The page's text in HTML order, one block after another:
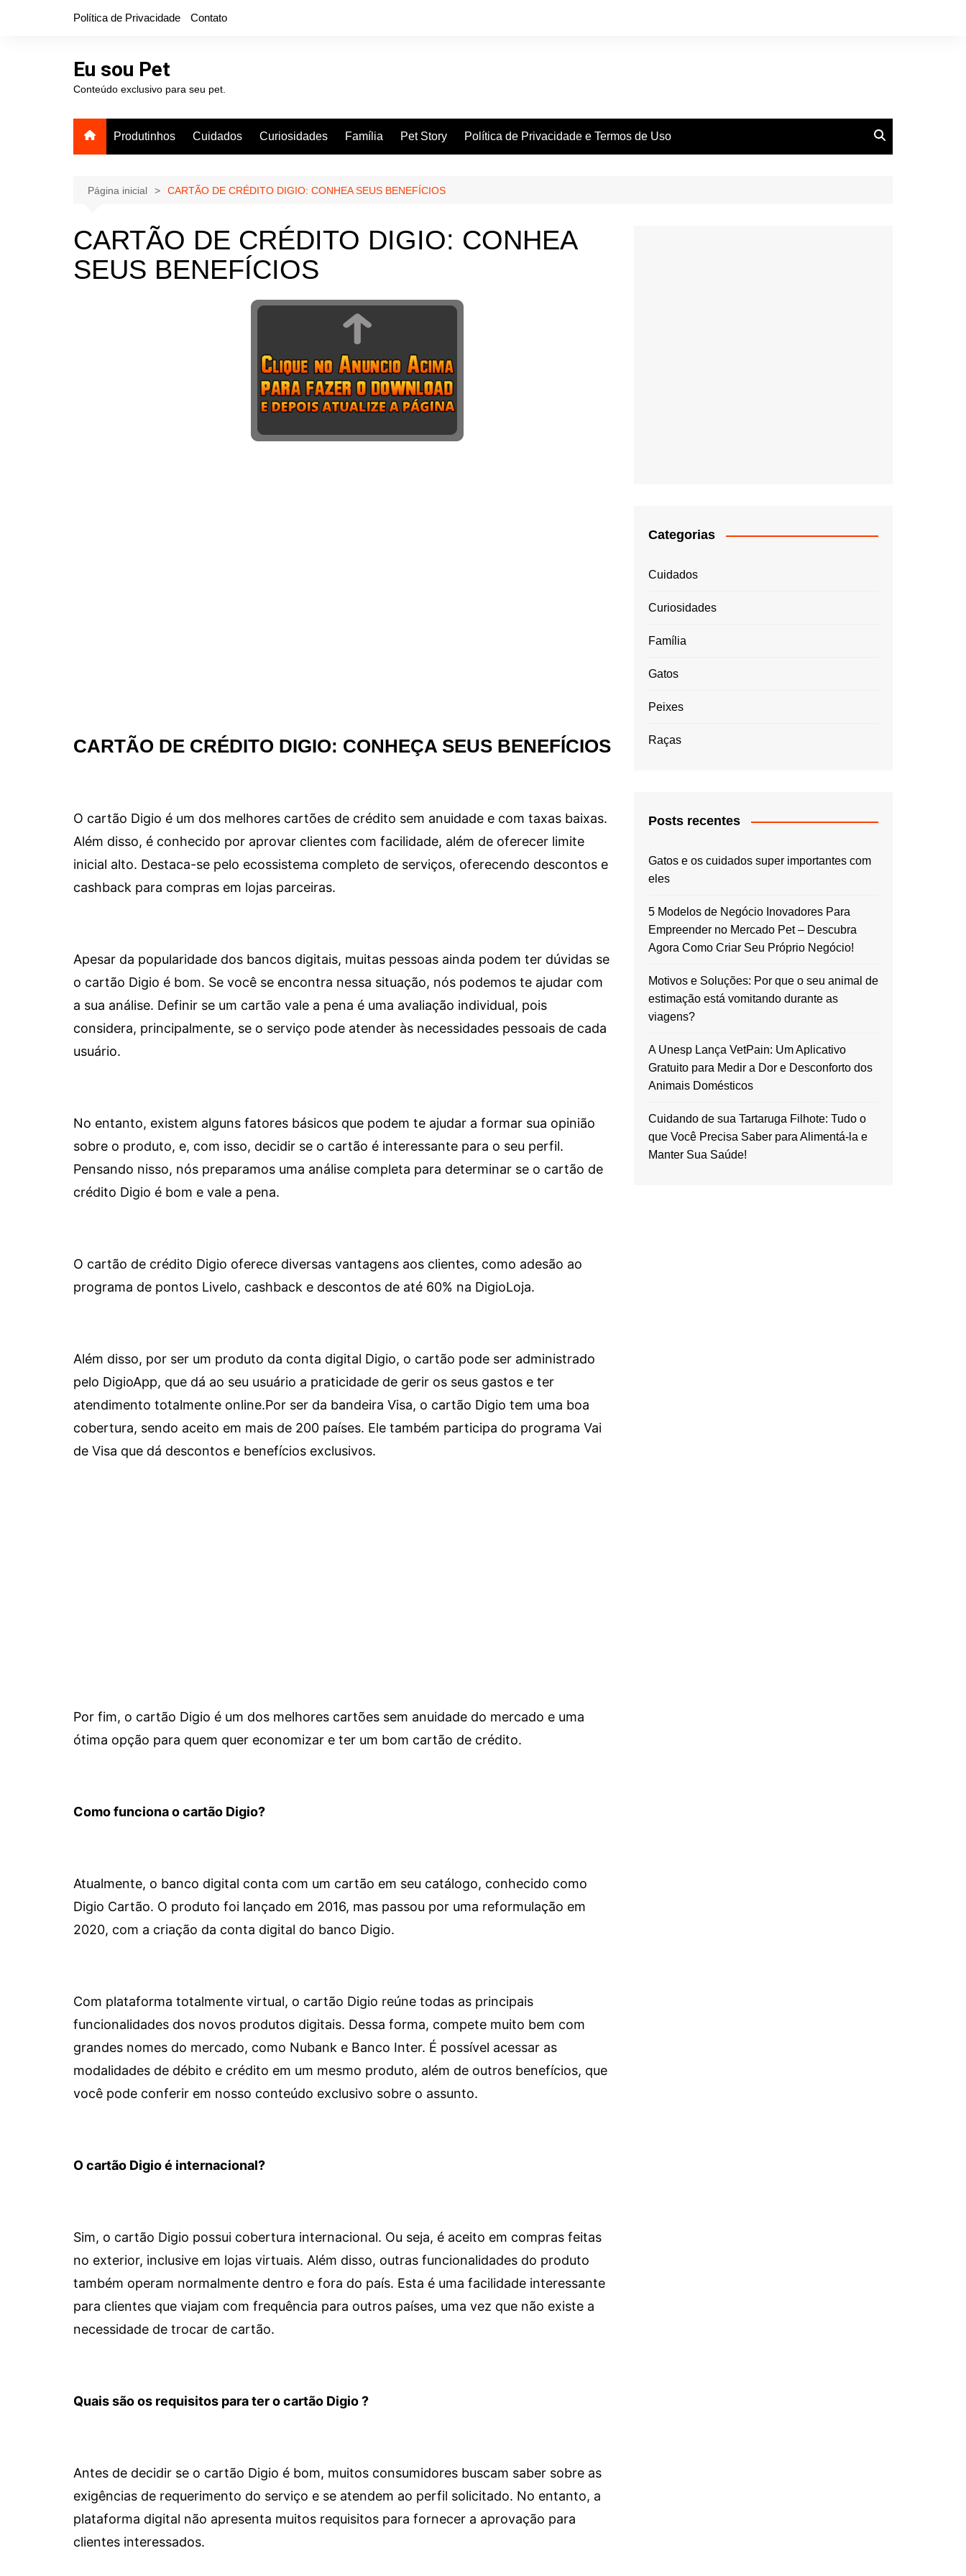
Política de Privacidade Contato
Eu sou Pet
Conteúdo exclusivo para seu pet.
Produtinhos Cuidados Curiosidades Família Pet Story Política de Privacidade e Termos de Uso
Página inicial CARTÃO DE CRÉDITO DIGIO: CONHEA SEUS BENEFÍCIOS
CARTÃO DE CRÉDITO DIGIO: CONHEA
SEUS BENEFÍCIOS
CARTÃO DE CRÉDITO DIGIO: CONHEÇA SEUS BENEFÍCIOS
O cartão Digio é um dos melhores cartões de crédito sem anuidade e com taxas baixas.
Além disso, é conhecido por aprovar clientes com facilidade, além de oferecer limite
inicial alto. Destaca-se pelo ecossistema completo de serviços, oferecendo descontos e
cashback para compras em lojas parceiras.
Apesar da popularidade dos bancos digitais, muitas pessoas ainda podem ter dúvidas se
o cartão Digio é bom. Se você se encontra nessa situação, nós podemos te ajudar com
a sua análise. Definir se um cartão vale a pena é uma avaliação individual, pois
considera, principalmente, se o serviço pode atender às necessidades pessoais de cada
usuário.
No entanto, existem alguns fatores básicos que podem te ajudar a formar sua opinião
sobre o produto, e, com isso, decidir se o cartão é interessante para o seu perfil.
Pensando nisso, nós preparamos uma análise completa para determinar se o cartão de
crédito Digio é bom e vale a pena.
O cartão de crédito Digio oferece diversas vantagens aos clientes, como adesão ao
programa de pontos Livelo, cashback e descontos de até 60% na DigioLoja.
Além disso, por ser um produto da conta digital Digio, o cartão pode ser administrado
pelo DigioApp, que dá ao seu usuário a praticidade de gerir os seus gastos e ter
atendimento totalmente online.Por ser da bandeira Visa, o cartão Digio tem uma boa
cobertura, sendo aceito em mais de 200 países. Ele também participa do programa Vai
de Visa que dá descontos e benefícios exclusivos.
Por fim, o cartão Digio é um dos melhores cartões sem anuidade do mercado e uma
ótima opção para quem quer economizar e ter um bom cartão de crédito.
Como funciona o cartão Digio?
Atualmente, o banco digital conta com um cartão em seu catálogo, conhecido como
Digio Cartão. O produto foi lançado em 2016, mas passou por uma reformulação em
2020, com a criação da conta digital do banco Digio.
Com plataforma totalmente virtual, o cartão Digio reúne todas as principais
funcionalidades dos novos produtos digitais. Dessa forma, compete muito bem com
grandes nomes do mercado, como Nubank e Banco Inter. É possível acessar as
modalidades de débito e crédito em um mesmo produto, além de outros benefícios, que
você pode conferir em nosso conteúdo exclusivo sobre o assunto.
O cartão Digio é internacional?
Sim, o cartão Digio possui cobertura internacional. Ou seja, é aceito em compras feitas
no exterior, inclusive em lojas virtuais. Além disso, outras funcionalidades do produto
também operam normalmente dentro e fora do país. Esta é uma facilidade interessante
para clientes que viajam com frequência para outros países, uma vez que não existe a
necessidade de trocar de cartão.
Quais são os requisitos para ter o cartão Digio ?
Antes de decidir se o cartão Digio é bom, muitos consumidores buscam saber sobre as
exigências de requerimento do serviço e se atendem ao perfil solicitado. No entanto, a
plataforma digital não apresenta muitos requisitos para fornecer a aprovação para
clientes interessados.
Categorias
Cuidados
Curiosidades
Família
Gatos
Peixes
Raças
Posts recentes
Gatos e os cuidados super importantes com
eles
5 Modelos de Negócio Inovadores Para
Empreender no Mercado Pet – Descubra
Agora Como Criar Seu Próprio Negócio!
Motivos e Soluções: Por que o seu animal de
estimação está vomitando durante as
viagens?
A Unesp Lança VetPain: Um Aplicativo
Gratuito para Medir a Dor e Desconforto dos
Animais Domésticos
Cuidando de sua Tartaruga Filhote: Tudo o
que Você Precisa Saber para Alimentá-la e
Manter Sua Saúde!